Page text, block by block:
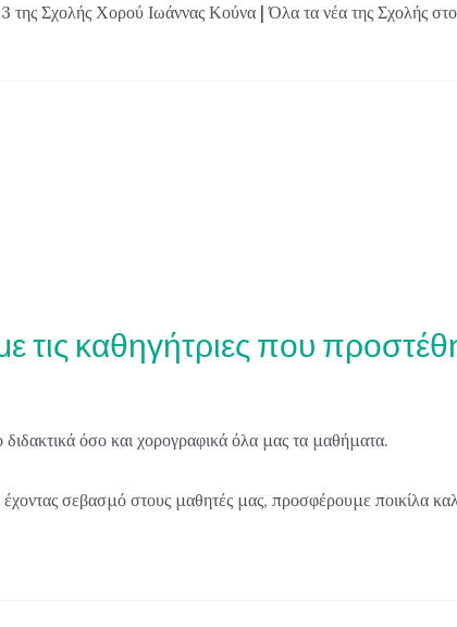
Σχολής Χορού Ιωάννας Κούνα | Όλα τα νέα της Σχολής
τις καθηγήτριες που
όσο και χορογραφικά όλα μας τα μαθήματα.
σεβασμό στους μαθητές μας, προσφέρουμε ποικίλα